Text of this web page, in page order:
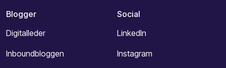
Blogger
Digitalleder
Inboundbloggen
Social
LinkedIn
Instagram